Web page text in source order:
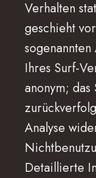
Verhalten
geschieht
Ihres Surf-
anonym; das
Analyse
Detaillierte